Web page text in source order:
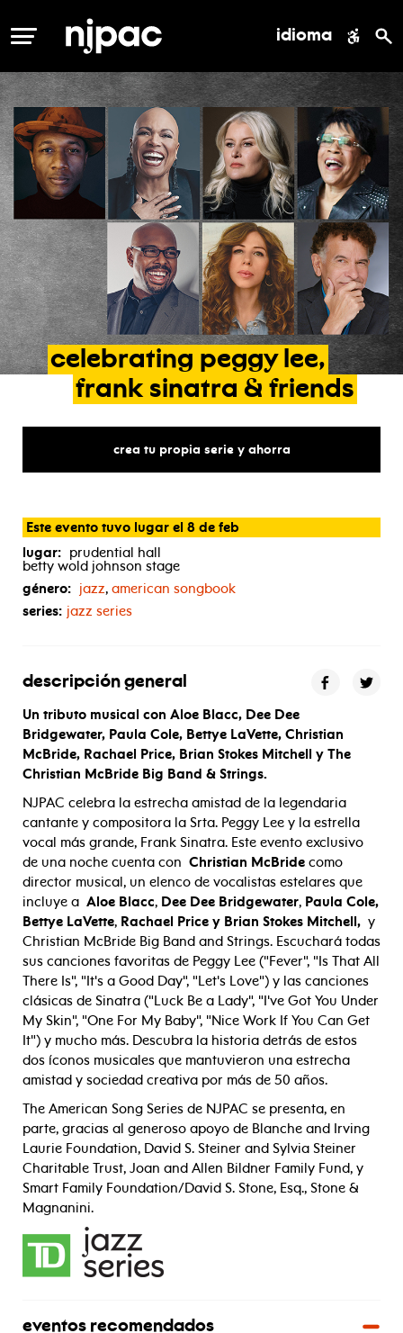
MENÚ idioma
celebrating peggy lee,
frank sinatra & friends
crea tu propia serie y ahorra
Este evento tuvo lugar el 8 de feb
lugar: prudential hall
betty wold johnson stage
género: jazz, american songbook
series: jazz series
descripción general
Un tributo musical con Aloe Blacc, Dee Dee
Bridgewater, Paula Cole, Bettye LaVette, Christian
McBride, Rachael Price, Brian Stokes Mitchell y The
Christian McBride Big Band & Strings.
NJPAC celebra la estrecha amistad de la legendaria
cantante y compositora la Srta. Peggy Lee y la estrella
vocal más grande, Frank Sinatra. Este evento exclusivo
de una noche cuenta con Christian McBride como
director musical, un elenco de vocalistas estelares que
incluye a Aloe Blacc, Dee Dee Bridgewater, Paula Cole,
Bettye LaVette, Rachael Price y Brian Stokes Mitchell, y
Christian McBride Big Band and Strings. Escuchará todas
sus canciones favoritas de Peggy Lee ("Fever", "Is That All
There Is", "It's a Good Day", "Let's Love") y las canciones
clásicas de Sinatra ("Luck Be a Lady", "I've Got You Under
My Skin", "One For My Baby", "Nice Work If You Can Get
It") y mucho más. Descubra la historia detrás de estos
dos íconos musicales que mantuvieron una estrecha
amistad y sociedad creativa por más de 50 años.
The American Song Series de NJPAC se presenta, en
parte, gracias al generoso apoyo de Blanche and Irving
Laurie Foundation, David S. Steiner and Sylvia Steiner
Charitable Trust, Joan and Allen Bildner Family Fund, y
Smart Family Foundation/David S. Stone, Esq., Stone &
Magnanini.
eventos recomendados